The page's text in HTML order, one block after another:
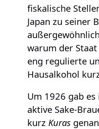
fiskalische
Japan zu seiner
warum der
eng regulierte
Hausalkohol
Um 1926 gab
aktive Sake-
kurz Kuras